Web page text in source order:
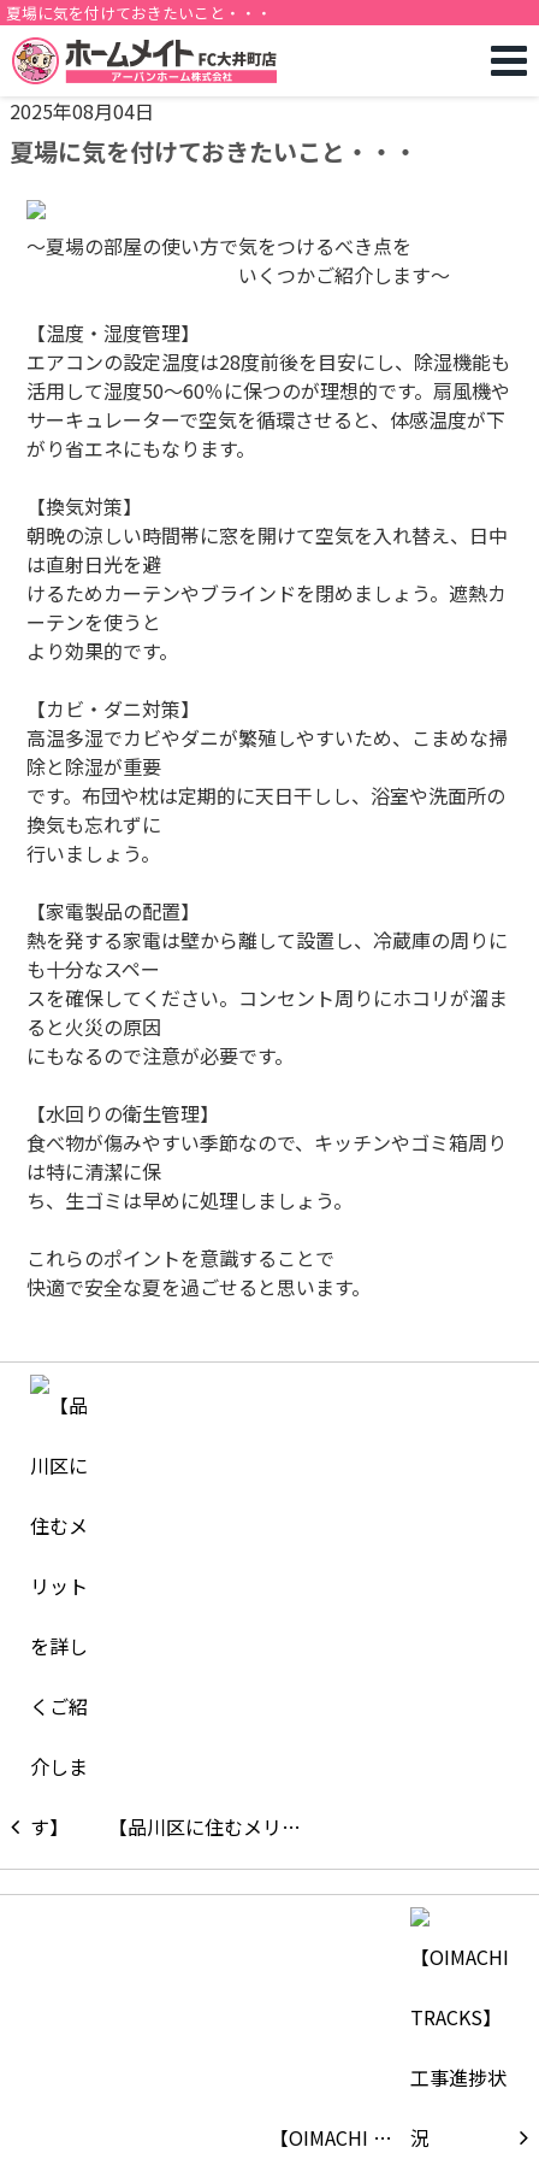
夏場に気を付けておきたいこと・・・
2025年08月04日
夏場に気を付けておきたいこと・・・
～夏場の部屋の使い方で気をつけるべき点を
いくつかご紹介します～
【温度・湿度管理】
エアコンの設定温度は28度前後を目安にし、除湿機能も
活用して湿度50～60％に保つのが理想的です。扇風機や
サーキュレーターで空気を循環させると、体感温度が下
がり省エネにもなります。
【換気対策】
朝晩の涼しい時間帯に窓を開けて空気を入れ替え、日中
は直射日光を避
けるためカーテンやブラインドを閉めましょう。遮熱カ
ーテンを使うと
より効果的です。
【カビ・ダニ対策】
高温多湿でカビやダニが繁殖しやすいため、こまめな掃
除と除湿が重要
です。布団や枕は定期的に天日干しし、浴室や洗面所の
換気も忘れずに
行いましょう。
【家電製品の配置】
熱を発する家電は壁から離して設置し、冷蔵庫の周りに
も十分なスペー
スを確保してください。コンセント周りにホコリが溜ま
ると火災の原因
にもなるので注意が必要です。
【水回りの衛生管理】
食べ物が傷みやすい季節なので、キッチンやゴミ箱周り
は特に清潔に保
ち、生ゴミは早めに処理しましょう。
これらのポイントを意識することで
快適で安全な夏を過ごせると思います。
【品川区に住むメリ…
【OIMACHI …